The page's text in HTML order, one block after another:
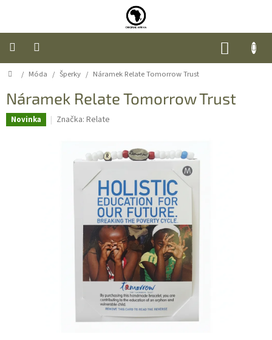
Úvod
Nábytek
Domů
/ Móda / Šperky / Náramek Relate Tomorrow Trust
Náramek Relate Tomorrow Trust
Novinka Značka: Relate